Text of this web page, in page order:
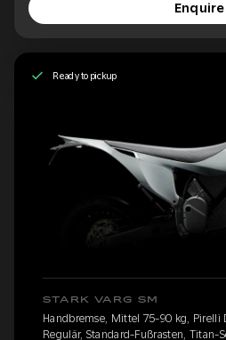
Enquire
Ready to pickup
STARK VARG SM
Handbremse, Mittel 75-90 kg, Pirelli
Regulär, Standard-Fußrasten, Titan-